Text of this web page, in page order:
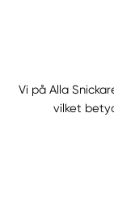
Manuellt
Vi på Alla
vilket